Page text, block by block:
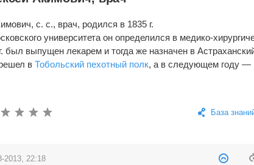
с. с., врач, родился в 1835 г.
университета он определился в медико-
был выпущен лекарем и тогда же назначен в
вТобольский пехотный полк, а в следующем году —
База
2013, 22:18